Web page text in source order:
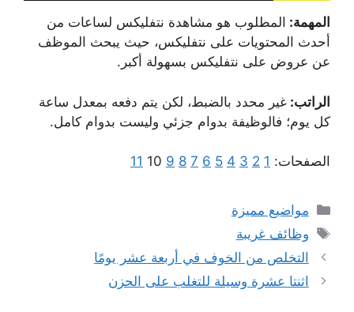
المهمة: المطلوب هو مشاهدة نتفليكس لساعات من
أحدث المحتويات على نتفليكس، حيث يبحث الموظف
عن عروض على نتفليكس بسهولة أكبر.
الراتب: غير محدد بالضبط، لكن يتم دفعه بمعدل ساعة
كل يوم؛ فالوظيفة بدوام جزئي وليست بدوام كامل.
الصفحات: 1
2
3
4
5
6
7
8
9
10
11
التصنيفات
مواضيع مميزة
الوسوم
وظائف غريبة
التخلص من الخوف في أربعة عشر يومًا
اثنتا عشرة وسيلة للتغلب على الحزن